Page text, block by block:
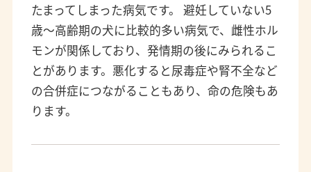
たまってしまった病気です。 避妊していない5
歳～高齢期の犬に比較的多い病気で、雌性ホル
モンが関係しており、発情期の後にみられるこ
とがあります。悪化すると尿毒症や腎不全など
の合併症につながることもあり、命の危険もあ
ります。